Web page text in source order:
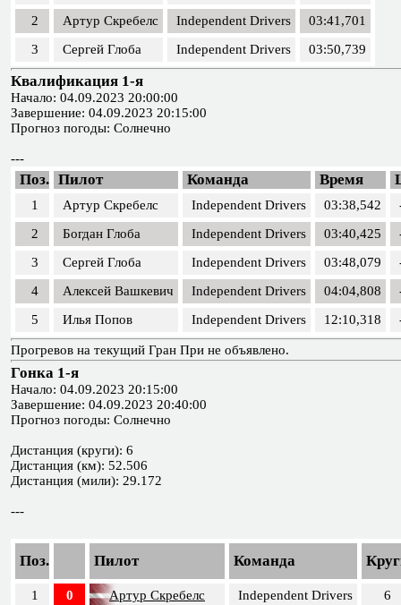
2
Артур Скребелс Independent Drivers
03:41,701
3
Сергей Глоба Independent Drivers 03:50,739
Квалификация 1-я
Начало: 04.09.2023 20:00:00
Завершение: 04.09.2023 20:15:00
Прогноз погоды: Солнечно
---
Поз. Пилот Команда Время
1 Артур Скребелс Independent Drivers 03:38,542
2
Богдан Глоба Independent Drivers 03:40,425
3
Сергей Глоба Independent Drivers 03:48,079
4
Алексей Вашкевич Independent Drivers 04:04,808
5
Илья Попов Independent Drivers 12:10,318
Прогревов на текущий Гран При не объявлено.
Гонка 1-я
Начало: 04.09.2023 20:15:00
Завершение: 04.09.2023 20:40:00
Прогноз погоды: Солнечно
Дистанция (круги): 6
Дистанция (км): 52.506
Дистанция (мили): 29.172
---
Поз. Пилот Команда
1 0 Артур Скребелс Independent Drivers
6